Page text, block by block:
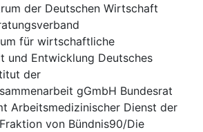
der Deutschen Wirtschaft
für wirtschaftliche
und Entwicklung Deutsches
der
gGmbH Bundesrat
Arbeitsmedizinischer Dienst der
von Bündnis90/Die